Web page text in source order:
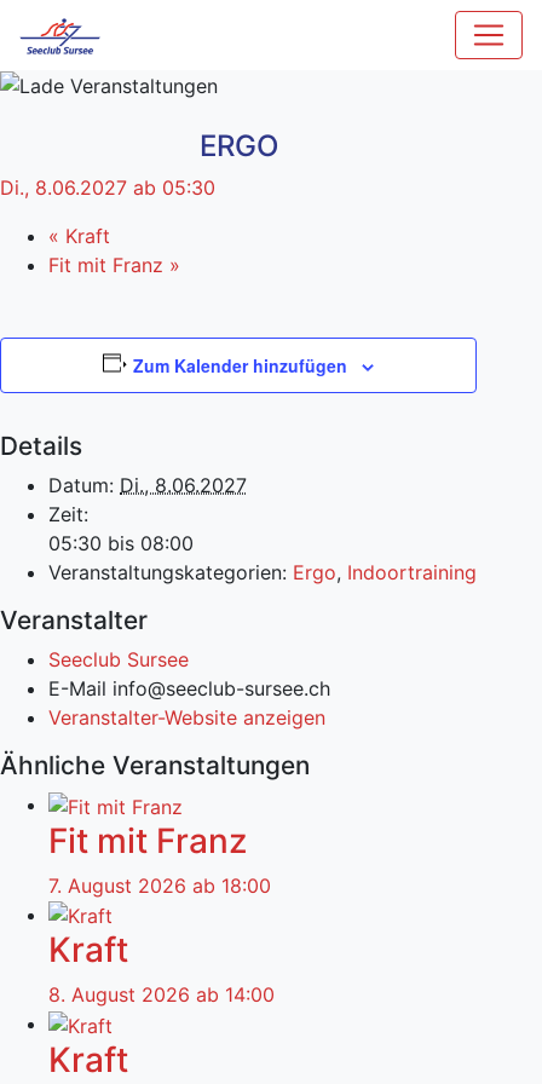
ERGO
Di., 8.06.2027 ab 05:30
« Kraft
Fit mit Franz »
Zum Kalender hinzufügen
Details
Datum: Di., 8.06.2027
Zeit:
05:30 bis 08:00
Veranstaltungskategorien: Ergo, Indoortraining
Veranstalter
Seeclub Sursee
E-Mail info@seeclub-sursee.ch
Veranstalter-Website anzeigen
Ähnliche Veranstaltungen
Fit mit Franz
7. August 2026 ab 18:00
Kraft
8. August 2026 ab 14:00
Kraft